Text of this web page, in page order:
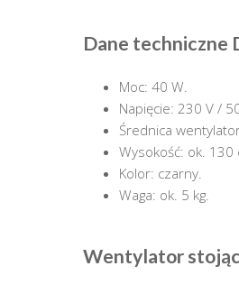
Dane techniczne
Moc: 40 W.
Napięcie: 230 V /
Średnica
Wysokość: ok. 130
Kolor: czarny.
Waga: ok. 5 kg.
Wentylator